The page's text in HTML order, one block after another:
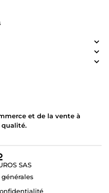
et de la vente à
qualité.
SAS